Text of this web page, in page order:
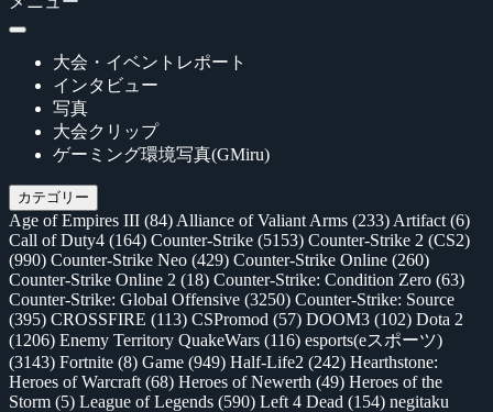
大会・イベントレポート
インタビュー
写真
大会クリップ
ゲーミング環境写真(GMiru)
カテゴリー
Age of Empires III (84) Alliance of Valiant Arms (233) Artifact (6)
Call of Duty4 (164) Counter-Strike (5153) Counter-Strike 2 (CS2)
(990) Counter-Strike Neo (429) Counter-Strike Online (260)
Counter-Strike Online 2 (18) Counter-Strike: Condition Zero (63)
Counter-Strike: Global Offensive (3250) Counter-Strike: Source
(395) CROSSFIRE (113) CSPromod (57) DOOM3 (102) Dota 2
(1206) Enemy Territory QuakeWars (116) esports(eスポーツ)
(3143) Fortnite (8) Game (949) Half-Life2 (242) Hearthstone:
Heroes of Warcraft (68) Heroes of Newerth (49) Heroes of the
Storm (5) League of Legends (590) Left 4 Dead (154) negitaku